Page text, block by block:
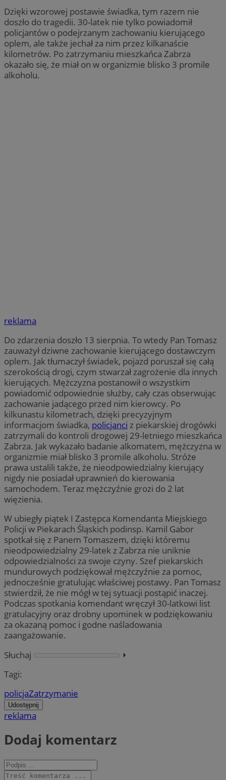
Dzięki wzorowej postawie świadka, tym razem nie
doszło do tragedii. 30-latek nie tylko powiadomił
policjantów o podejrzanym zachowaniu kierującego
oplem, ale także jechał za nim przez kilkanaście
kilometrów. Po zatrzymaniu mieszkańca Zabrza
okazało się, że miał on w organizmie blisko 3 promile
alkoholu.
reklama
Do zdarzenia doszło 13 sierpnia. To wtedy Pan Tomasz
zauważył dziwne zachowanie kierującego dostawczym
oplem. Jak tłumaczył świadek, pojazd poruszał się całą
szerokością drogi, czym stwarzał zagrożenie dla innych
kierujących. Mężczyzna postanowił o wszystkim
powiadomić odpowiednie służby, cały czas obserwując
zachowanie jadącego przed nim kierowcy. Po
kilkunastu kilometrach, dzięki precyzyjnym
informacjom świadka, policjanci z piekarskiej drogówki
zatrzymali do kontroli drogowej 29-letniego mieszkańca
Zabrza. Jak wykazało badanie alkomatem, mężczyzna w
organizmie miał blisko 3 promile alkoholu. Stróże
prawa ustalili także, że nieodpowiedzialny kierujący
nigdy nie posiadał uprawnień do kierowania
samochodem. Teraz mężczyźnie grozi do 2 lat
więzienia.
W ubiegły piątek I Zastępca Komendanta Miejskiego
Policji w Piekarach Śląskich podinsp. Kamil Gabor
spotkał się z Panem Tomaszem, dzięki któremu
nieodpowiedzialny 29-latek z Zabrza nie uniknie
odpowiedzialności za swoje czyny. Szef piekarskich
mundurowych podziękował mężczyźnie za pomoc,
jednocześnie gratulując właściwej postawy. Pan Tomasz
stwierdził, że nie mógł w tej sytuacji postąpić inaczej.
Podczas spotkania komendant wręczył 30-latkowi list
gratulacyjny oraz drobny upominek w podziękowaniu
za okazaną pomoc i godne naśladowania
zaangażowanie.
Słuchaj
⏵︎
Tagi:
policjaZatrzymanie
Udostępnij
reklama
Dodaj komentarz